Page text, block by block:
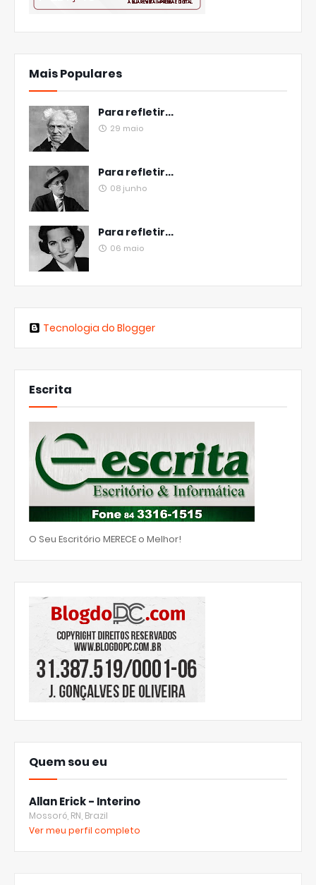
Mais Populares
Para refletir...
29 maio
Para refletir...
08 junho
Para refletir...
06 maio
Tecnologia do Blogger
Escrita
O Seu Escritório MERECE o Melhor!
Quem sou eu
Allan Erick - Interino
Mossoró, RN, Brazil
Ver meu perfil completo